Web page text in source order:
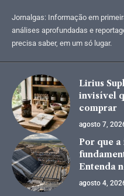
Jornalgas: Informação em
análises aprofundadas e
precisa saber, em um só lugar.
Lirius
invisível
comprar
agosto 7,
Por que
Entenda
agosto 4,